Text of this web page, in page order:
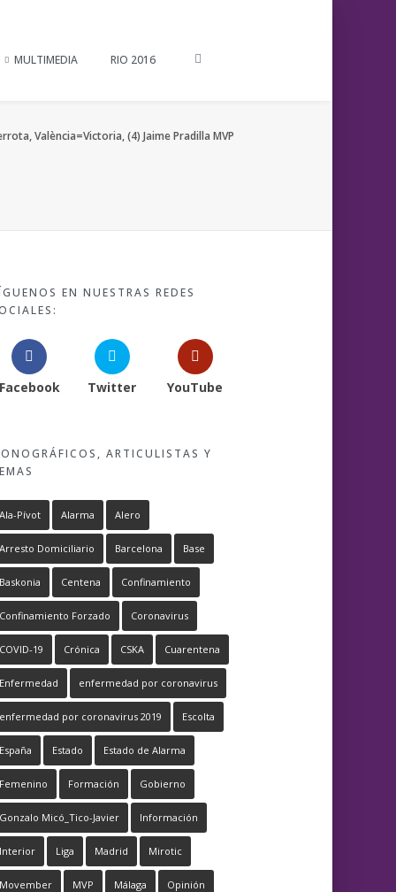
MULTIMEDIA RIO 2016
València=Victoria, (4) Jaime Pradilla MVP
EN NUESTRAS REDES
Facebook Twitter YouTube
ARTICULISTAS Y
Ala-Pívot Alarma Alero
Arresto Domiciliario Barcelona Base
Baskonia Centena Confinamiento
Confinamiento Forzado Coronavirus
COVID-19 Crónica CSKA Cuarentena
Enfermedad enfermedad por coronavirus
enfermedad por coronavirus 2019 Escolta
España Estado Estado de Alarma
Femenino Formación Gobierno
Gonzalo Micó_Tico-Javier Información
Interior Liga Madrid Mirotic
Movember MVP Málaga Opinión